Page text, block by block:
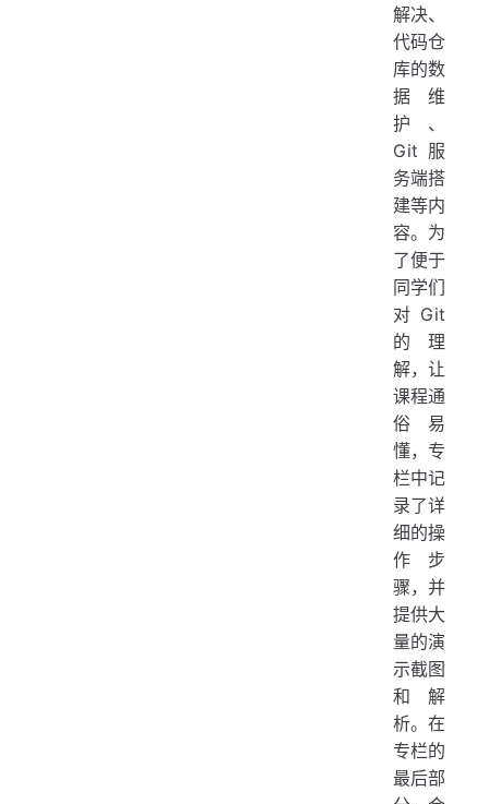
解决、
代码仓
库的数
据维
护、
Git 服
务端搭
建等内
容。为
了便于
同学们
对 Git
的理
解，让
课程通
俗易
懂，专
栏中记
录了详
细的操
作步
骤，并
提供大
量的演
示截图
和解
析。在
专栏的
最后部